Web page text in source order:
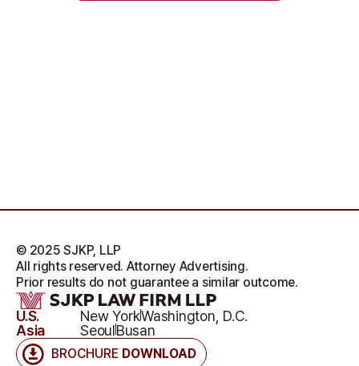
BROCHURE DOWNLOAD
U.S. New YorkWashington, D.C.
Asia
SeoulBusan
© 2025 SJKP, LLP
All rights reserved. Attorney Advertising.
Prior results do not guarantee a similar outcome.